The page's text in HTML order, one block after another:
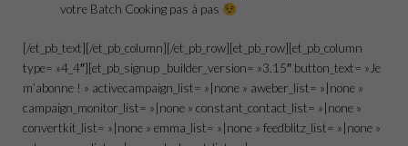
votre Batch Cooking pas à pas
[/et_pb_text][/et_pb_column][/et_pb_row][et_pb_row][et_pb_column
type= »4_4″][et_pb_signup _builder_version= »3.15″ button_text= »Je
m’abonne ! » activecampaign_list= »|none » aweber_list= »|none »
campaign_monitor_list= »|none » constant_contact_list= »|none »
convertkit_list= »|none » emma_list= »|none » feedblitz_list= »|none »